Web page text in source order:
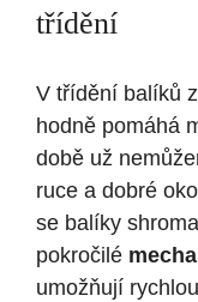
třídění
V třídění balíků
hodně pomáhá
době už
ruce a dobré
se balíky
pokročilé
umožňují